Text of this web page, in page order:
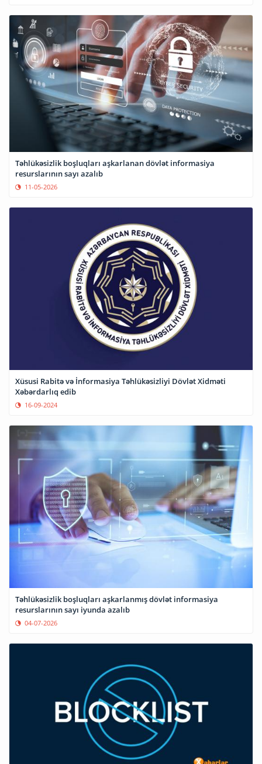
Təhlükəsizlik boşluqları aşkarlanan dövlət informasiya
resurslarının sayı azalıb
11-05-2026
Xüsusi Rabitə və İnformasiya Təhlükəsizliyi Dövlət Xidməti
Xəbərdarlıq edib
16-09-2024
Təhlükəsizlik boşluqları aşkarlanmış dövlət informasiya
resurslarının sayı iyunda azalıb
04-07-2026